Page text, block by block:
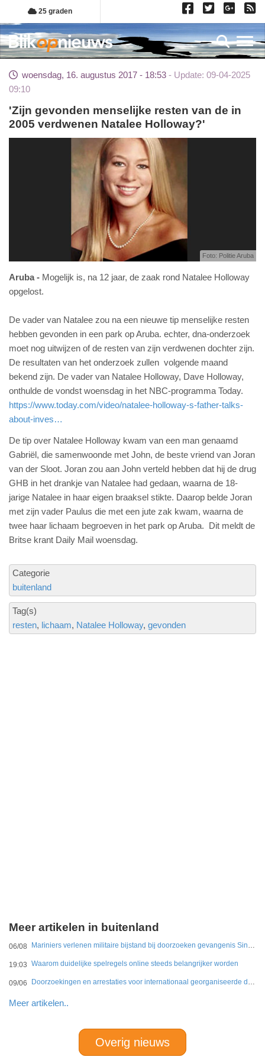
Overslaan
en
naar
de
gaan
25 graden
woensdag, 16. augustus 2017 - 18:53
Update: 09-04-2025
09:10
'Zijn gevonden menselijke resten van de in
2005 verdwenen Natalee Holloway?'
Foto: Politie Aruba
Aruba
Mogelijk is, na 12 jaar, de zaak rond Natalee Holloway
opgelost.
De vader van Natalee zou na een nieuwe tip menselijke resten
hebben gevonden in een park op Aruba. echter, dna-onderzoek
moet nog uitwijzen of de resten van zijn verdwenen dochter zijn.
De resultaten van het onderzoek zullen volgende maand
bekend zijn. De vader van Natalee Holloway, Dave Holloway,
onthulde de vondst woensdag in het NBC-programma Today.
https://www.today.com/video/natalee-holloway-s-father-talks-
about-inves…
De tip over Natalee Holloway kwam van een man genaamd
Gabriël, die samenwoonde met John, de beste vriend van Joran
van der Sloot. Joran zou aan John verteld hebben dat hij de drug
GHB in het drankje van Natalee had gedaan, waarna de 18-
jarige Natalee in haar eigen braaksel stikte. Daarop belde Joran
met zijn vader Paulus die met een jute zak kwam, waarna de
twee haar lichaam begroeven in het park op Aruba. Dit meldt de
Britse krant Daily Mail woensdag.
Categorie
buitenland
Tag(s)
resten lichaam Natalee Holloway gevonden
Meer artikelen in buitenland
06/08 Mariniers verlenen militaire bijstand bij doorzoeken gevangenis Sint Maarten
19:03 Waarom duidelijke spelregels online steeds belangrijker worden
09/06 Doorzoekingen en arrestaties voor internationaal georganiseerde drugshandel in Duitsland en Nederland
Meer artikelen..
Overig nieuws